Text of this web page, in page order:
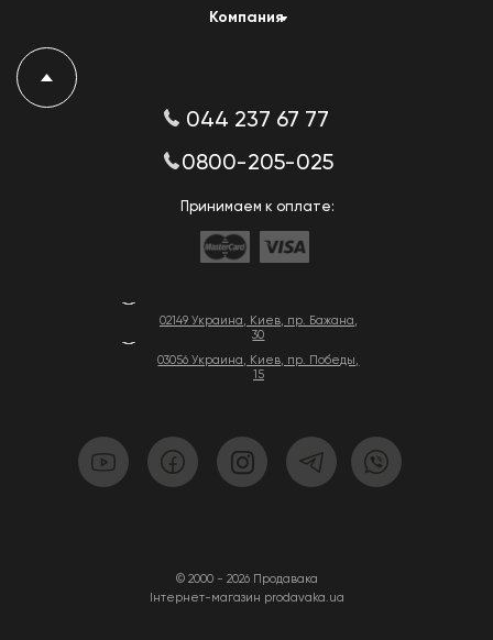
02149 Украина, Киев, пр. Бажана,
30
03056 Украина, Киев, пр. Победы,
15
© 2000 - 2026 Продавака
Інтернет-магазин prodavaka.ua
Компания
044 237 67 77
0800-205-025
Принимаем к оплате: